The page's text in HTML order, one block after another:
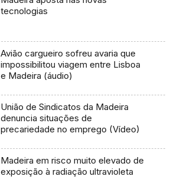
tecnologias
Avião cargueiro sofreu avaria que
impossibilitou viagem entre Lisboa
e Madeira (áudio)
União de Sindicatos da Madeira
denuncia situações de
precariedade no emprego (Vídeo)
Madeira em risco muito elevado de
exposição à radiação ultravioleta